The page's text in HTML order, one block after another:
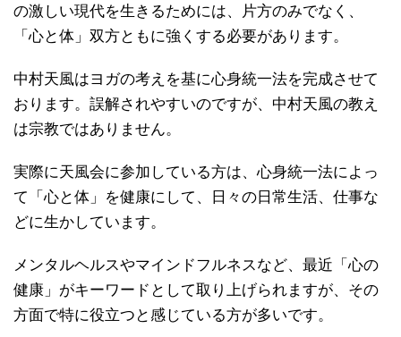
の激しい現代を生きるためには、片方のみでなく、
「心と体」双方ともに強くする必要があります。
中村天風はヨガの考えを基に心身統一法を完成させて
おります。誤解されやすいのですが、中村天風の教え
は宗教ではありません。
実際に天風会に参加している方は、心身統一法によっ
て「心と体」を健康にして、日々の日常生活、仕事な
どに生かしています。
メンタルヘルスやマインドフルネスなど、最近「心の
健康」がキーワードとして取り上げられますが、その
方面で特に役立つと感じている方が多いです。